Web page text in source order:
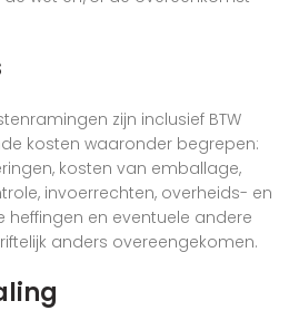
zijn inclusief BTW
kosten waaronder begrepen:
kosten van emballage,
invoerrechten, overheids- en
heffingen en eventuele andere
anders overeengekomen.